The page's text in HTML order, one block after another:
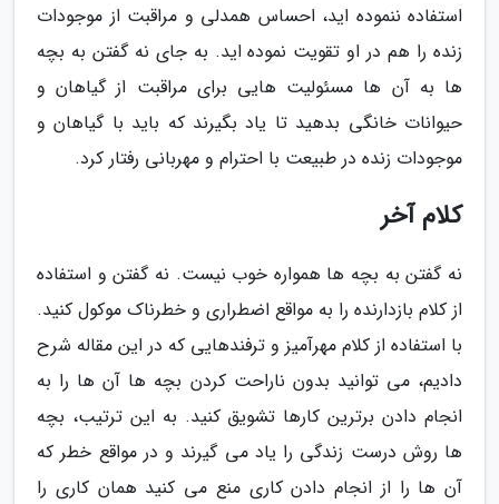
استفاده ننموده اید، احساس همدلی و مراقبت از موجودات
زنده را هم در او تقویت نموده اید. به جای نه گفتن به بچه
ها به آن ها مسئولیت هایی برای مراقبت از گیاهان و
حیوانات خانگی بدهید تا یاد بگیرند که باید با گیاهان و
موجودات زنده در طبیعت با احترام و مهربانی رفتار کرد.
کلام آخر
نه گفتن به بچه ها همواره خوب نیست. نه گفتن و استفاده
از کلام بازدارنده را به مواقع اضطراری و خطرناک موکول کنید.
با استفاده از کلام مهرآمیز و ترفندهایی که در این مقاله شرح
دادیم، می توانید بدون ناراحت کردن بچه ها آن ها را به
انجام دادن برترین کارها تشویق کنید. به این ترتیب، بچه
ها روش درست زندگی را یاد می گیرند و در مواقع خطر که
آن ها را از انجام دادن کاری منع می کنید همان کاری را